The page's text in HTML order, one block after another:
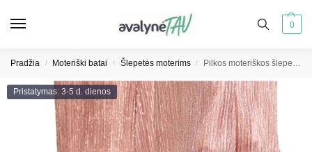
0
Pradžia / Moteriški batai / Šlepetės moterims / Pilkos moteriškos šlepetės su lanku ant storo pado
Pristatymas: 3-5 d. dienos